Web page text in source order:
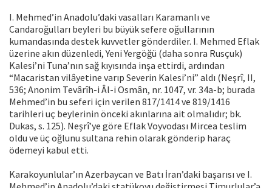
I. Mehmed’in Anadolu’daki vasalları Karamanlı ve
Candaroğulları beyleri bu büyük sefere oğullarının
kumandasında destek kuvvetler gönderdiler. I. Mehmed Eflak
üzerine akın düzenledi, Yeni Yergöğü (daha sonra Rusçuk)
Kalesi’ni Tuna’nın sağ kıyısında inşa ettirdi, ardından
“Macaristan vilâyetine varıp Severin Kalesi’ni” aldı (Neşrî, II,
536; Anonim Tevârîh-i Âl-i Osmân, nr. 1047, vr. 34a-b; burada
Mehmed’in bu seferi için verilen 817/1414 ve 819/1416
tarihleri uç beylerinin önceki akınlarına ait olmalıdır; bk.
Dukas, s. 125). Neşrî’ye göre Eflak Voyvodası Mircea teslim
oldu ve üç oğlunu sultana rehin olarak gönderip haraç
ödemeyi kabul etti.
Karakoyunlular’ın Azerbaycan ve Batı İran’daki başarısı ve I.